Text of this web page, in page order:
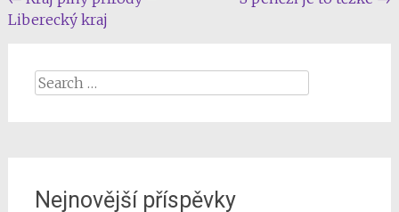
navigation
Liberecký kraj
Search
Nejnovější příspěvky